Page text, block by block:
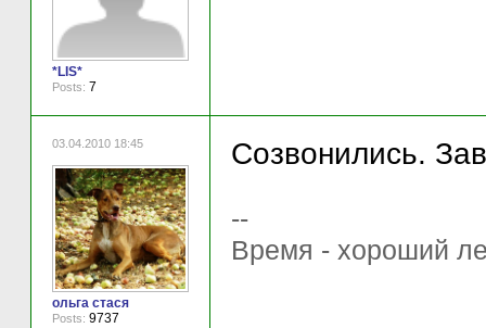
*LIS*
Posts: 7
03.04.2010 18:45
ольга стася
Posts: 9737
Созвонились.
--
Время - хороший